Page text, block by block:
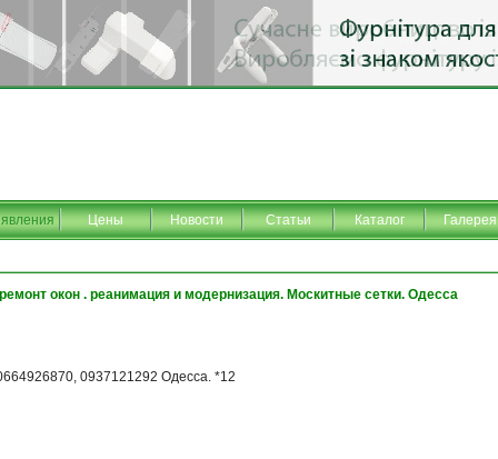
Цены Новости Статьи Каталог Галерея
ремонт окон . реанимация и модернизация. Москитные сетки. Одесса
0937121292 Одесса. *12